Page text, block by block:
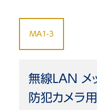
MA1-3
無線LAN メ
防犯カメラ